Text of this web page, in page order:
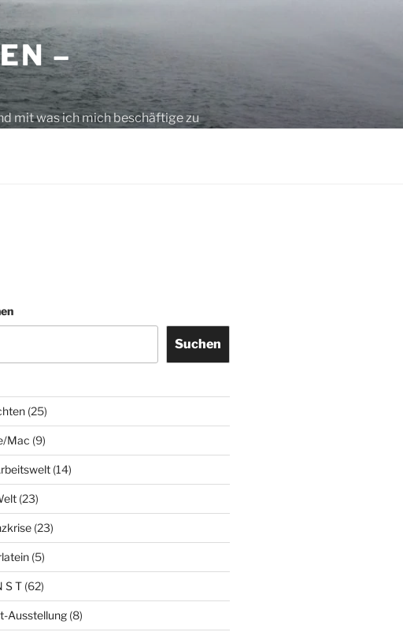
–
mit was ich mich beschäftige zu
Suchen
(25)
Mac (9)
(14)
(23)
(23)
(5)
S T(62)
Ausstellung(8)